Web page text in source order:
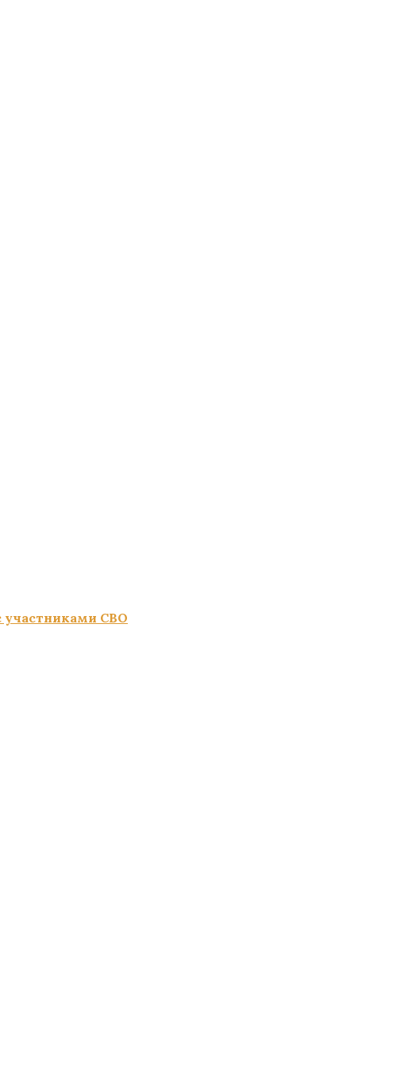
участниками СВО